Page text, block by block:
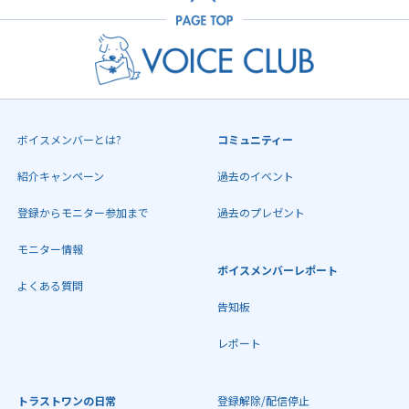
ボイスメンバーとは?
紹介キャンペーン
登録からモニター参加まで
モニター情報
よくある質問
コミュニティー
過去のイベント
過去のプレゼント
ボイスメンバーレポート
告知板
レポート
トラストワンの日常 登録解除/配信停止